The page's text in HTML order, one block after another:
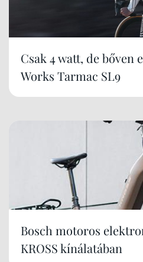
Csak 4 watt, de bőven
Works Tarmac SL9
Bosch motoros
KROSS kínálatában